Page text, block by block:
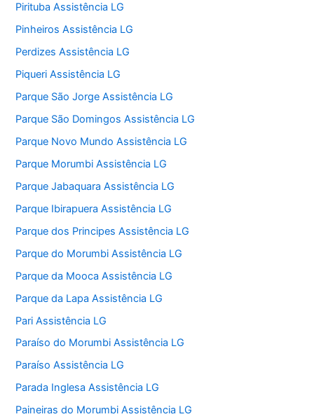
Pirituba Assistência LG
Pinheiros Assistência LG
Perdizes Assistência LG
Piqueri Assistência LG
Parque São Jorge Assistência LG
Parque São Domingos Assistência LG
Parque Novo Mundo Assistência LG
Parque Morumbi Assistência LG
Parque Jabaquara Assistência LG
Parque Ibirapuera Assistência LG
Parque dos Principes Assistência LG
Parque do Morumbi Assistência LG
Parque da Mooca Assistência LG
Parque da Lapa Assistência LG
Pari Assistência LG
Paraíso do Morumbi Assistência LG
Paraíso Assistência LG
Parada Inglesa Assistência LG
Paineiras do Morumbi Assistência LG